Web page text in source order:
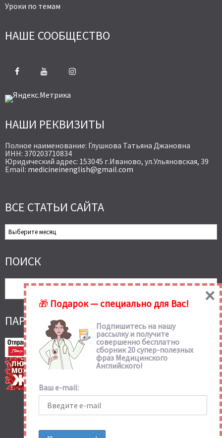
Уроки по темам
НАШЕ СООБЩЕСТВО
НАШИ РЕКВИЗИТЫ
Полное наименование: Глушкова Татьяна Джановна
ИНН: 370203710834
Юридический адрес: 153045 г.Иваново, ул.Ульяновская, 39
Email: medicineinenglish@gmail.com
ВСЕ СТАТЬИ САЙТА
Все
Статьи
ПОИСК
ПАРТНЕРСКИЕ ССЫЛКИ
🎁 Подарок — специально для Вас!
Подпишитесь на нашу
рассылку и получите
совершенно бесплатно
сборник 20 супер-полезных
фраз Медицинского
Английского!
Ваш e-mail:
×